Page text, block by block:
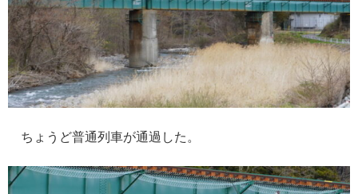
ちょうど普通列車が通過した。